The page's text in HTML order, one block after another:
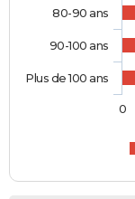
80-90 ans
90-100 ans
Plus de 100 ans
0